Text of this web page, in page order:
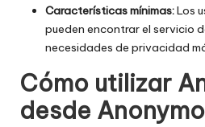
Características mínimas:Los
pueden encontrar el servicio
necesidades de privacidad
Cómo utilizar
desde